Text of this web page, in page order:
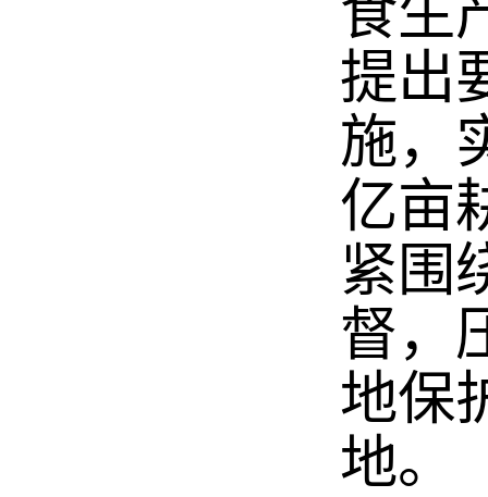
食生
提出
施，
亿亩
紧围
督，
地保
地。